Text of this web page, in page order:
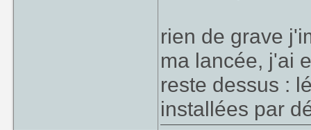
rien de grave
ma lancée, j'ai
reste dessus :
installées par